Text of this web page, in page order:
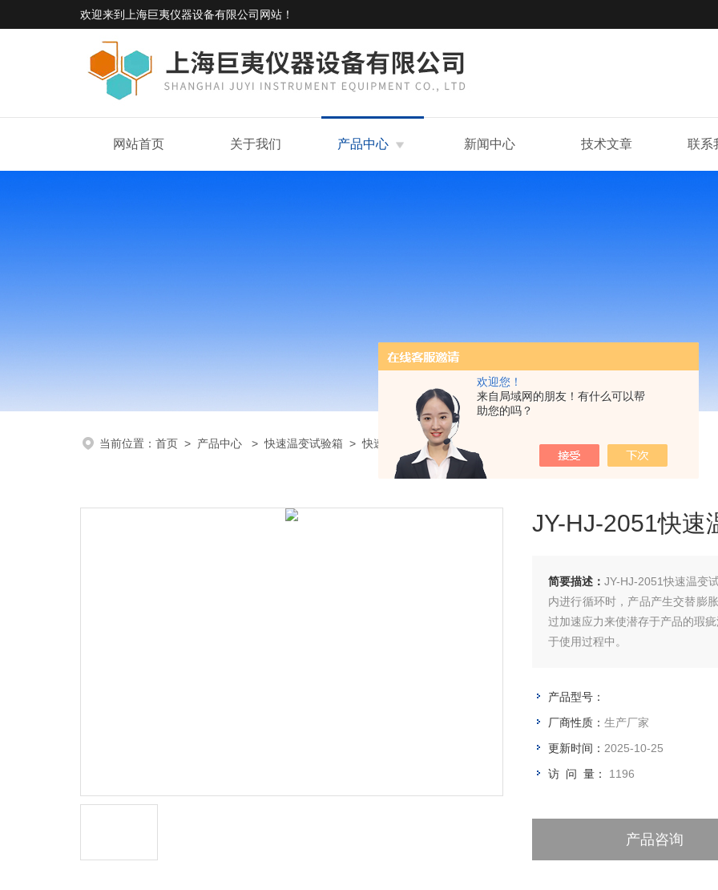
欢迎您！
来自局域网的朋友！有什么可以帮
助您的吗？
欢迎来到 上海巨夷仪器设备有限公司网站 ！
网站首页 关于我们 产品中心 新闻中心 技术文章 联系
当前位置： 首页 > 产品中心 >快速温变试验箱 >快速温度变化试验箱 > JY-HJ-2051快速温变试验箱长期供应
JY-HJ-2051快速
简要描述： JY-HJ-2051快速温变
内进行循环时，产品产生交替膨
过加速应力来使潜存于产品的瑕
于使用过程中。
产品型号：
厂商性质： 生产厂家
更新时间： 2025-10-25
访 问 量： 1196
产品咨询